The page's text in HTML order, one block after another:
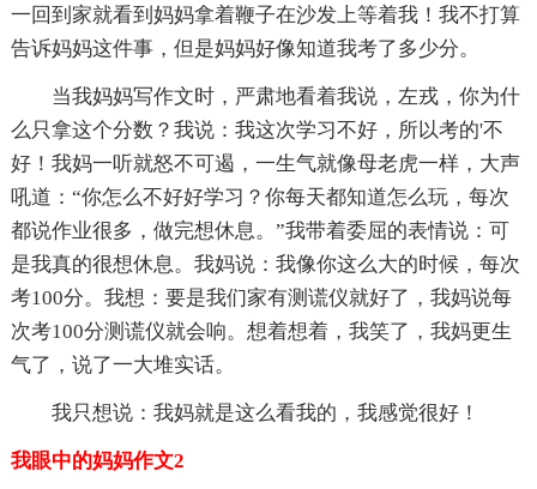
一回到家就看到妈妈拿着鞭子在沙发上等着我！我不打算
告诉妈妈这件事，但是妈妈好像知道我考了多少分。
当我妈妈写作文时，严肃地看着我说，左戎，你为什
么只拿这个分数？我说：我这次学习不好，所以考的'不
好！我妈一听就怒不可遏，一生气就像母老虎一样，大声
吼道：“你怎么不好好学习？你每天都知道怎么玩，每次
都说作业很多，做完想休息。”我带着委屈的表情说：可
是我真的很想休息。我妈说：我像你这么大的时候，每次
考100分。我想：要是我们家有测谎仪就好了，我妈说每
次考100分测谎仪就会响。想着想着，我笑了，我妈更生
气了，说了一大堆实话。
我只想说：我妈就是这么看我的，我感觉很好！
我眼中的妈妈作文2